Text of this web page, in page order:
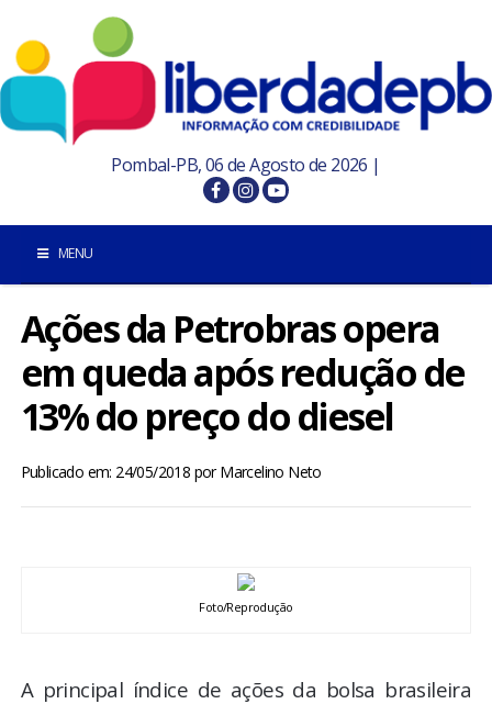
Pombal-PB, 06 de Agosto de 2026 |
MENU
INÍCIO
POMBAL E REGIÃO
BRASIL
ENTRETENIMENTO
Ações da Petrobras opera
em queda após redução de
13% do preço do diesel
Publicado em: 24/05/2018 porMarcelino Neto
Foto/Reprodução
A principal índice de ações da bolsa brasileira